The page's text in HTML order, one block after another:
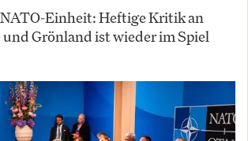
Einheit: Heftige Kritik an
Grönland ist wieder im Spiel